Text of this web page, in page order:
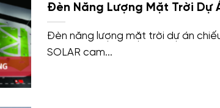
Đèn Năng Lượng Mặt Trời Dự
Đèn năng lượng mặt trời dự án
SOLAR cam...